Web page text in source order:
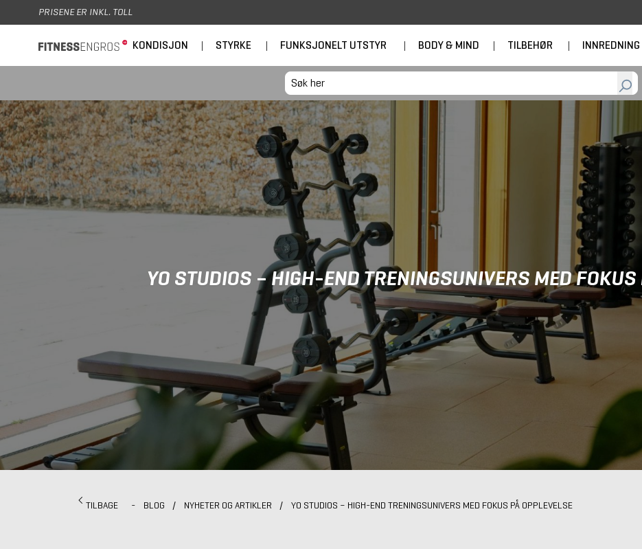
Hopp til hovedinnhold
PRISENE ER INKL. TOLL
KONDISJON | STYRKE | FUNKSJONELT UTSTYR | BODY & MIND | TILBEHØR | INNREDNING
YO STUDIOS – HIGH-END TRENINGSUNIVERS MED FOKUS
TILBAGE - BLOG / NYHETER OG ARTIKLER / YO STUDIOS – HIGH-END TRENINGSUNIVERS MED FOKUS PÅ OPPLEVELSE